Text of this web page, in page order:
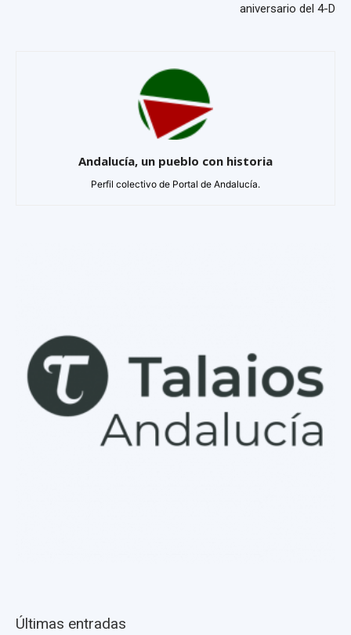
aniversario del 4-D
Andalucía, un pueblo con historia
Perfil colectivo de Portal de Andalucía.
Últimas entradas